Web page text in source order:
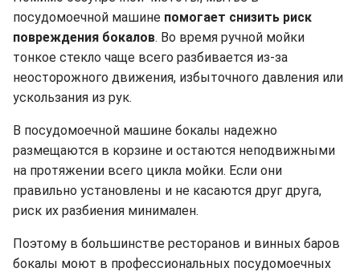
посудомоечной машине помогает снизить риск
повреждения бокалов. Во время ручной мойки
тонкое стекло чаще всего разбивается из-за
неосторожного движения, избыточного давления или
ускользания из рук.
В посудомоечной машине бокалы надежно
размещаются в корзине и остаются неподвижными
на протяжении всего цикла мойки. Если они
правильно установлены и не касаются друг друга,
риск их разбиения минимален.
Поэтому в большинстве ресторанов и винных баров
бокалы моют в профессиональных посудомоечных